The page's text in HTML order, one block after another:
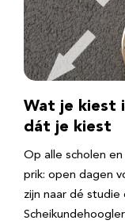
Wat je kiest
dát je kiest
Op alle scholen
prik: open dagen
zijn naar dé